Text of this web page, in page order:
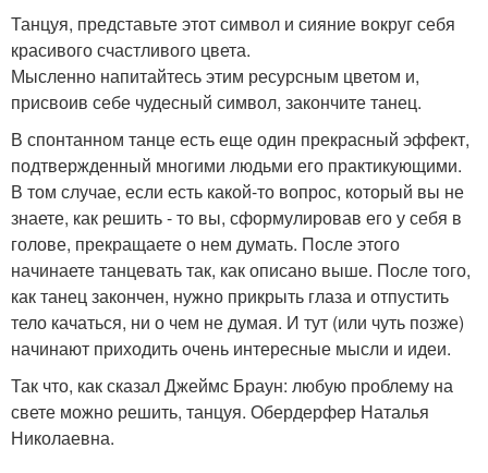
Танцуя, представьте этот символ и сияние вокруг себя
красивого счастливого цвета.
Мысленно напитайтесь этим ресурсным цветом и,
присвоив себе чудесный символ, закончите танец.
В спонтанном танце есть еще один прекрасный эффект,
подтвержденный многими людьми его практикующими.
В том случае, если есть какой-то вопрос, который вы не
знаете, как решить - то вы, сформулировав его у себя в
голове, прекращаете о нем думать. После этого
начинаете танцевать так, как описано выше. После того,
как танец закончен, нужно прикрыть глаза и отпустить
тело качаться, ни о чем не думая. И тут (или чуть позже)
начинают приходить очень интересные мысли и идеи.
Так что, как сказал Джеймс Браун: любую проблему на
свете можно решить, танцуя. Обердерфер Наталья
Николаевна.